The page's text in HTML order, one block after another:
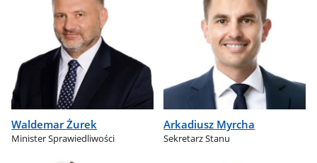
Waldemar Żurek
Minister Sprawiedliwości
Arkadiusz Myrcha
Sekretarz Stanu